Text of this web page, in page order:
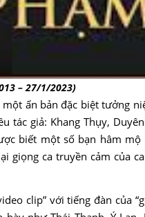
– 27/1/2023)
một ấn bản đặc biệt tưởng
giả: Khang Thụy,
biết một số bạn hâm
ca truyền cảm của
clip” với tiếng đàn của